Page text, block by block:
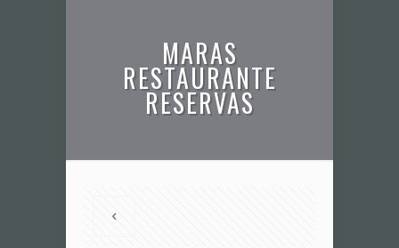
MARAS
RESTAURANTE
RESERVAS